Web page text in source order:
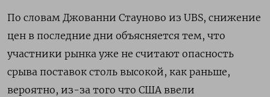
По словам Джованни Стауново из UBS, снижение
цен в последние дни объясняется тем, что
участники рынка уже не считают опасность
срыва поставок столь высокой, как раньше,
вероятно, из-за того что США ввели